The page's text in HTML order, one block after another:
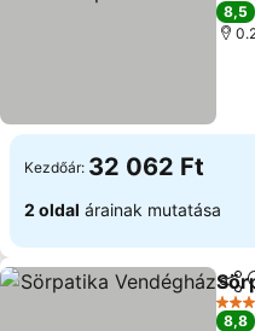
8,5
Kezdőár: 32 062 Ft
2 oldal árainak mutatása
4
8,8